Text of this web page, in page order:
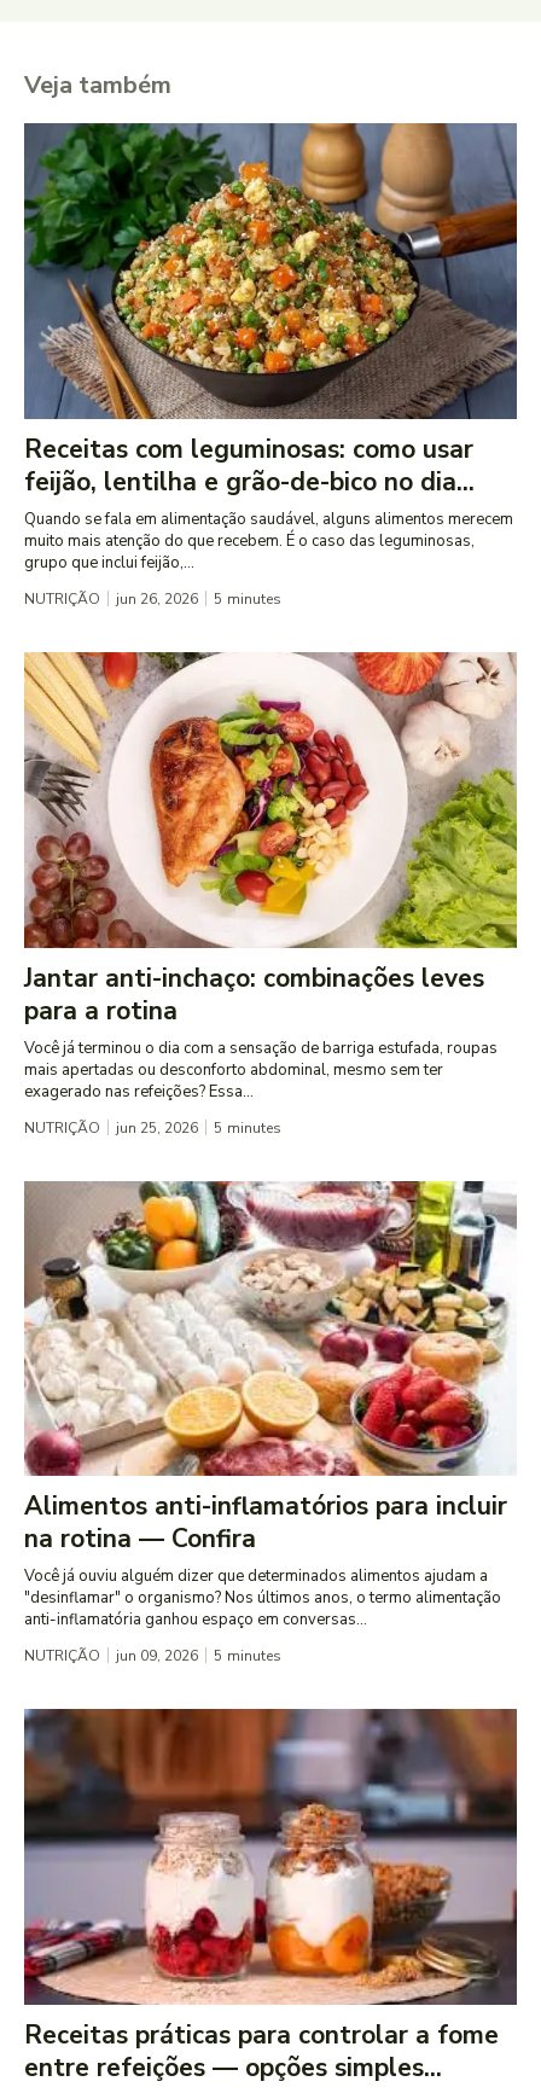
Veja também
Receitas com leguminosas: como usar
feijão, lentilha e grão-de-bico no dia...
Quando se fala em alimentação saudável, alguns alimentos merecem
muito mais atenção do que recebem. É o caso das leguminosas,
grupo que inclui feijão,...
NUTRIÇÃO jun 26, 2026 5 minutes
Jantar anti-inchaço: combinações leves
para a rotina
Você já terminou o dia com a sensação de barriga estufada, roupas
mais apertadas ou desconforto abdominal, mesmo sem ter
exagerado nas refeições? Essa...
NUTRIÇÃO jun 25, 2026 5 minutes
Alimentos anti-inflamatórios para incluir
na rotina — Confira
Você já ouviu alguém dizer que determinados alimentos ajudam a
"desinflamar" o organismo? Nos últimos anos, o termo alimentação
anti-inflamatória ganhou espaço em conversas...
NUTRIÇÃO jun 09, 2026 5 minutes
Receitas práticas para controlar a fome
entre refeições — opções simples...